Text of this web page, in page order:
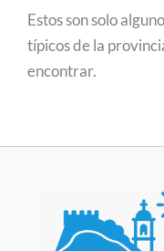
Estos son solo
típicos de la
encontrar.